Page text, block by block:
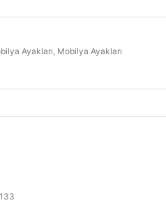
Ayakları, Mobilya Ayakları